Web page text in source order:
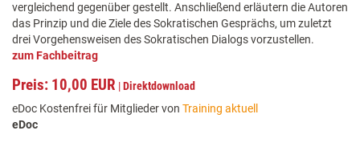
vergleichend gegenüber gestellt. Anschließend erläutern die Autoren
das Prinzip und die Ziele des Sokratischen Gesprächs, um zuletzt
drei Vorgehensweisen des Sokratischen Dialogs vorzustellen.
zum Fachbeitrag
Preis: 10,00 EUR |Direktdownload
eDoc Kostenfrei für Mitglieder von Training aktuell
eDoc